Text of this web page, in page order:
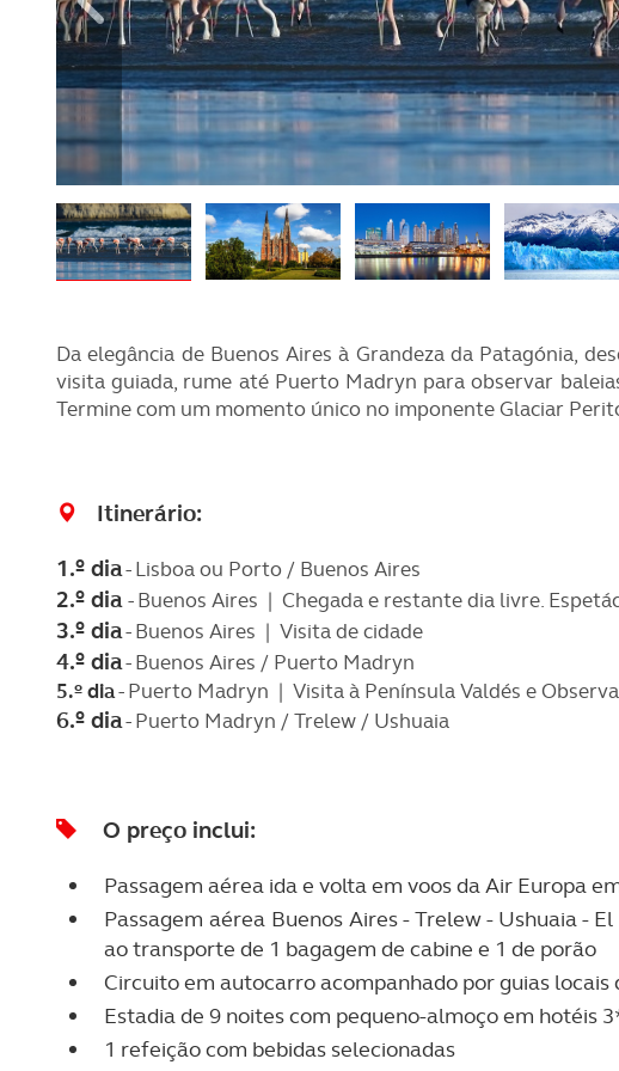
REVISTA ACP
CLÁSSICOS
GOLFE
AUTOCARAVANISMO
ABC da
PETS
SOBRE O ACP SEGUROS
Da elegância de Buenos Aires à Grandeza da Patagónia,
visita guiada, rume até Puerto Madryn para observar
Termine com um momento único no imponente Glaciar
Itinerário:
1.º dia- Lisboa ou Porto / Buenos Aires
2.º dia- Buenos Aires | Chegada e restante dia livre.
3.º dia- Buenos Aires | Visita de cidade
4.º dia- Buenos Aires / Puerto Madryn
5.º dia- Puerto Madryn | Visita à Península Valdés e
6.º dia- Puerto Madryn / Trelew / Ushuaia
O preço inclui:
Passagem aérea ida e volta em voos da Air Europa
Passagem aérea Buenos Aires - Trelew - Ushuaia -
ao transporte de 1 bagagem de cabine e 1 de porão
Circuito em autocarro acompanhado por guias
Estadia de 9 noites com pequeno-almoço em hotéis
1 refeição com bebidas selecionadas